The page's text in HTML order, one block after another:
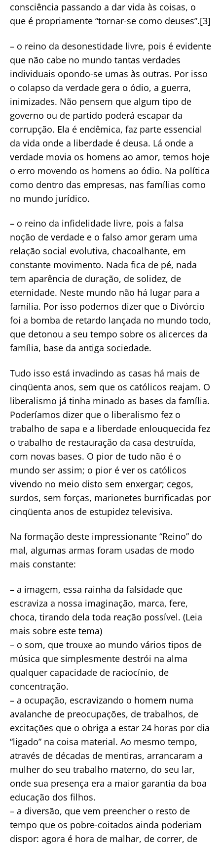
consciência passando a dar vida às coisas, o
que é propriamente “tornar-se como deuses”.[3]
– o reino da desonestidade livre, pois é evidente
que não cabe no mundo tantas verdades
individuais opondo-se umas às outras. Por isso
o colapso da verdade gera o ódio, a guerra,
inimizades. Não pensem que algum tipo de
governo ou de partido poderá escapar da
corrupção. Ela é endêmica, faz parte essencial
da vida onde a liberdade é deusa. Lá onde a
verdade movia os homens ao amor, temos hoje
o erro movendo os homens ao ódio. Na política
como dentro das empresas, nas famílias como
no mundo jurídico.
– o reino da infidelidade livre, pois a falsa
noção de verdade e o falso amor geram uma
relação social evolutiva, chacoalhante, em
constante movimento. Nada fica de pé, nada
tem aparência de duração, de solidez, de
eternidade. Neste mundo não há lugar para a
família. Por isso podemos dizer que o Divórcio
foi a bomba de retardo lançada no mundo todo,
que detonou a seu tempo sobre os alicerces da
família, base da antiga sociedade.
Tudo isso está invadindo as casas há mais de
cinqüenta anos, sem que os católicos reajam. O
liberalismo já tinha minado as bases da família.
Poderíamos dizer que o liberalismo fez o
trabalho de sapa e a liberdade enlouquecida fez
o trabalho de restauração da casa destruída,
com novas bases. O pior de tudo não é o
mundo ser assim; o pior é ver os católicos
vivendo no meio disto sem enxergar; cegos,
surdos, sem forças, marionetes burrificadas por
cinqüenta anos de estupidez televisiva.
Na formação deste impressionante “Reino” do
mal, algumas armas foram usadas de modo
mais constante:
– a imagem, essa rainha da falsidade que
escraviza a nossa imaginação, marca, fere,
choca, tirando dela toda reação possível. (Leia
mais sobre este tema)
– o som, que trouxe ao mundo vários tipos de
música que simplesmente destrói na alma
qualquer capacidade de raciocínio, de
concentração.
– a ocupação, escravizando o homem numa
avalanche de preocupações, de trabalhos, de
excitações que o obriga a estar 24 horas por dia
“ligado” na coisa material. Ao mesmo tempo,
através de décadas de mentiras, arrancaram a
mulher do seu trabalho materno, do seu lar,
onde sua presença era a maior garantia da boa
educação dos filhos.
– a diversão, que vem preencher o resto de
tempo que os pobre-coitados ainda poderiam
dispor: agora é hora de malhar, de correr, de